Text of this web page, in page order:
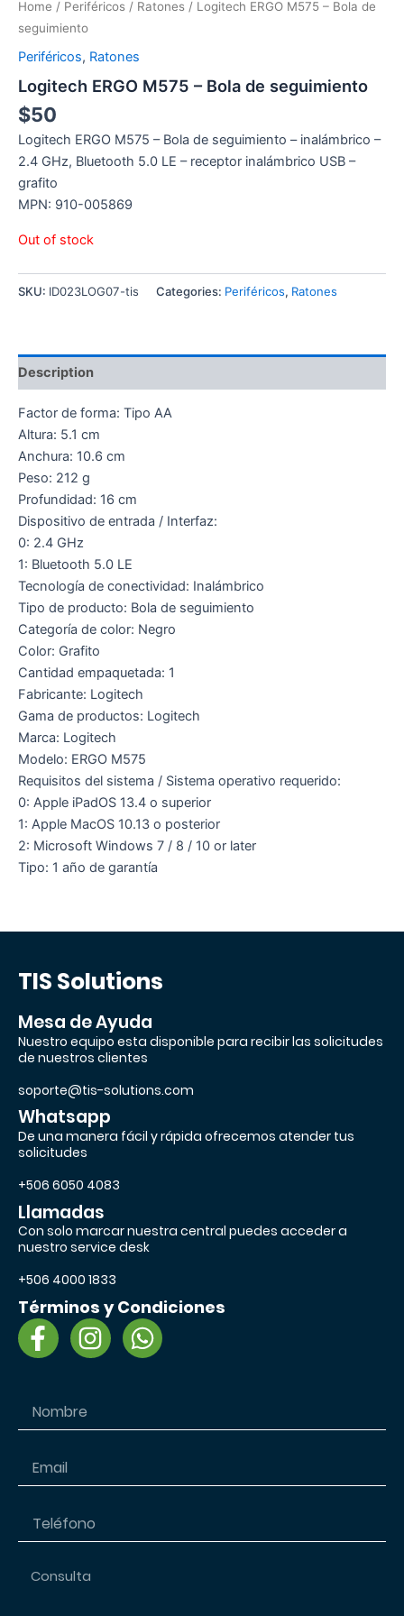
Home / Periféricos / Ratones / Logitech ERGO M575 – Bola de
seguimiento
Periféricos, Ratones
Logitech ERGO M575 – Bola de seguimiento
$50
Logitech ERGO M575 – Bola de seguimiento – inalámbrico –
2.4 GHz, Bluetooth 5.0 LE – receptor inalámbrico USB –
grafito
MPN: 910-005869
Out of stock
SKU: ID023LOG07-tis Categories: Periféricos, Ratones
Description
Factor de forma: Tipo AA
Altura: 5.1 cm
Anchura: 10.6 cm
Peso: 212 g
Profundidad: 16 cm
Dispositivo de entrada / Interfaz:
0: 2.4 GHz
1: Bluetooth 5.0 LE
Tecnología de conectividad: Inalámbrico
Tipo de producto: Bola de seguimiento
Categoría de color: Negro
Color: Grafito
Cantidad empaquetada: 1
Fabricante: Logitech
Gama de productos: Logitech
Marca: Logitech
Modelo: ERGO M575
Requisitos del sistema / Sistema operativo requerido:
0: Apple iPadOS 13.4 o superior
1: Apple MacOS 10.13 o posterior
2: Microsoft Windows 7 / 8 / 10 or later
Tipo: 1 año de garantía
TIS Solutions
Mesa de Ayuda
Nuestro equipo esta disponible para recibir las solicitudes
de nuestros clientes
soporte@tis-solutions.com
Whatsapp
De una manera fácil y rápida ofrecemos atender tus
solicitudes
+506 6050 4083
Llamadas
Con solo marcar nuestra central puedes acceder a
nuestro service desk
+506 4000 1833
Términos y Condiciones
F
a
e
b
o
o
-
I
n
a
r
m
W
h
s
p